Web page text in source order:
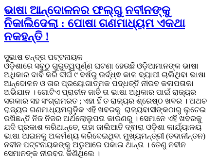
ଭାଷା ଆନ୍ଦୋଳନର ଫଲ୍ଗୁ ନବୀନଙ୍କୁ
ନିକାଲିଦେଲା : ପୋଷା ଗଣମାଧ୍ୟମ ଏକଥା
ନକହନ୍ତି !
ସୁଭାଷ ଚନ୍ଦ୍ର ପଟ୍ଟନାୟକ
ଓଡ଼ିଶାରେ ସବୁଠୁ ଗୁରୁତ୍ୱପୂର୍ଣ୍ଣ ଘଟଣା ହେଉଛି ଓଡ଼ିଆମାନଙ୍କ ଭାଷା
ଅଧିକାର ଦାବି କରି ଦୀର୍ଘ ୯ ବର୍ଷରୁ ଉର୍ଦ୍ଧ୍ଵ କାଳ ବ୍ୟାପୀ ଚାଲିଥିବା ଭାଷା
ଆନ୍ଦୋଳନ ଓ ତାର ପ୍ରୟୋଗାତ୍ମକ ପଦ୍ଧତ୍ତି ନୀରବ କଳାପତାକା
ଅଭିଯାନ । ଗୋଟିଏ ପ୍ରାଚୀନ ଜାତି ତା ଭାଷା ଅଧିକାର ପାଇଁ ରାଜ୍ୟର
ସରକାର ସହ ସଂଗ୍ରାମରତ ; ଏହା ହିଁ ତ ରାଜ୍ୟର ଶ୍ରେଷ୍ଠ ଖବର । ଅଥଚ
ରାଜ୍ୟର ଗଣମାଧ୍ୟମଗୁଡ଼ିକ ଏହି ଖବରକୁ ରାଜ୍ୟବାସୀଙ୍କଠାରୁ ଲୁଚେଇ
ରଖିଛନ୍ତି ନିଜ ନିଜର ଅର୍ଥଲୋଲୁପତା କାରଣରୁ । ସେମାନେ ଏହି ଖବରକୁ
ଯଦି ପ୍ରକାଶ କରିଥାନ୍ତେ, ତାହା ଜାଲିଆତି ଦ୍ଵାରା ଓଡ଼ିଶା କାର୍ଯ୍ୟାଳୟ
ଭାଷା ଆଇନକୁ ଅକର୍ମଣ୍ୟ କରିଦେଇଥିବା ମୁଖ୍ୟମନ୍ତ୍ରୀ (ତଦାନୀନ୍ତନ)
ନବୀନ ପଟ୍ଟନାୟକଙ୍କୁ ଅଡୁଆରେ ପକାଇ ଥାନ୍ତା । ତେଣୁ ନବୀନ
ସେମାନଙ୍କ ନୀରବତା କିଣିଥିଲେ ।